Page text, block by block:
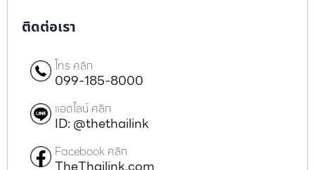
ติดต่อเรา
โทร คลิก
099-185-8000
แอดไลน์ คลิก
ID: @thethailink
Facebook คลิก